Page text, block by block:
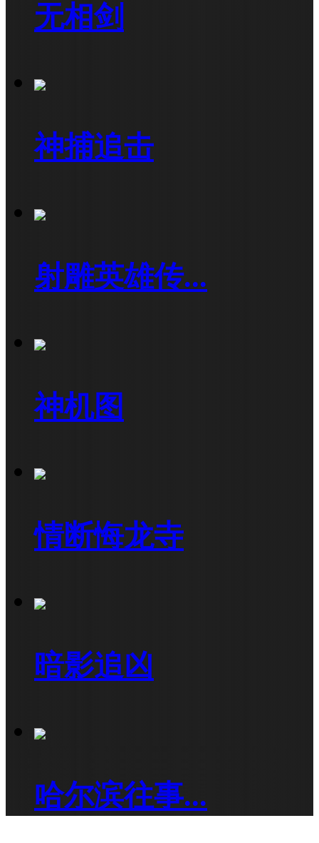
无相剑
神捕追击
射雕英雄传...
神机图
情断悔龙寺
暗影追凶
哈尔滨往事...